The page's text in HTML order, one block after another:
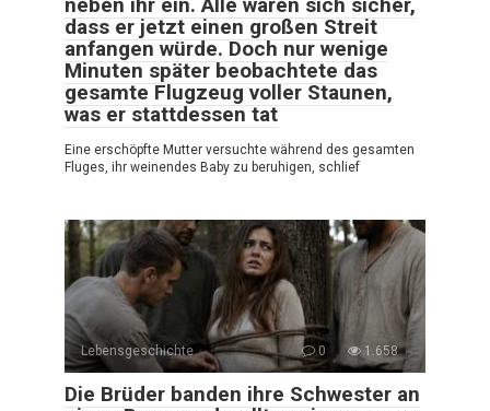
dass er jetzt einen großen Streit
anfangen würde. Doch nur wenige
Minuten später beobachtete das
gesamte Flugzeug voller Staunen,
was er stattdessen tat
Eine erschöpfte Mutter versuchte während des gesamten
Fluges, ihr weinendes Baby zu beruhigen, schlief
Lebensgeschichte 0 1.658
Die Brüder banden ihre Schwester an